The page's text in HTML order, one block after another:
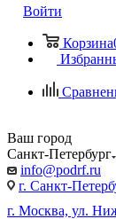
Войти
Корзина
Ваш город
Санкт-Петербург
info@podrf.ru
г. Санкт-
г. Москва, ул.